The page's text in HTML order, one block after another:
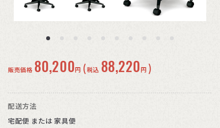
販売価格 80,200円 (税込 88,220円 )
配送方法
宅配便 または 家具便